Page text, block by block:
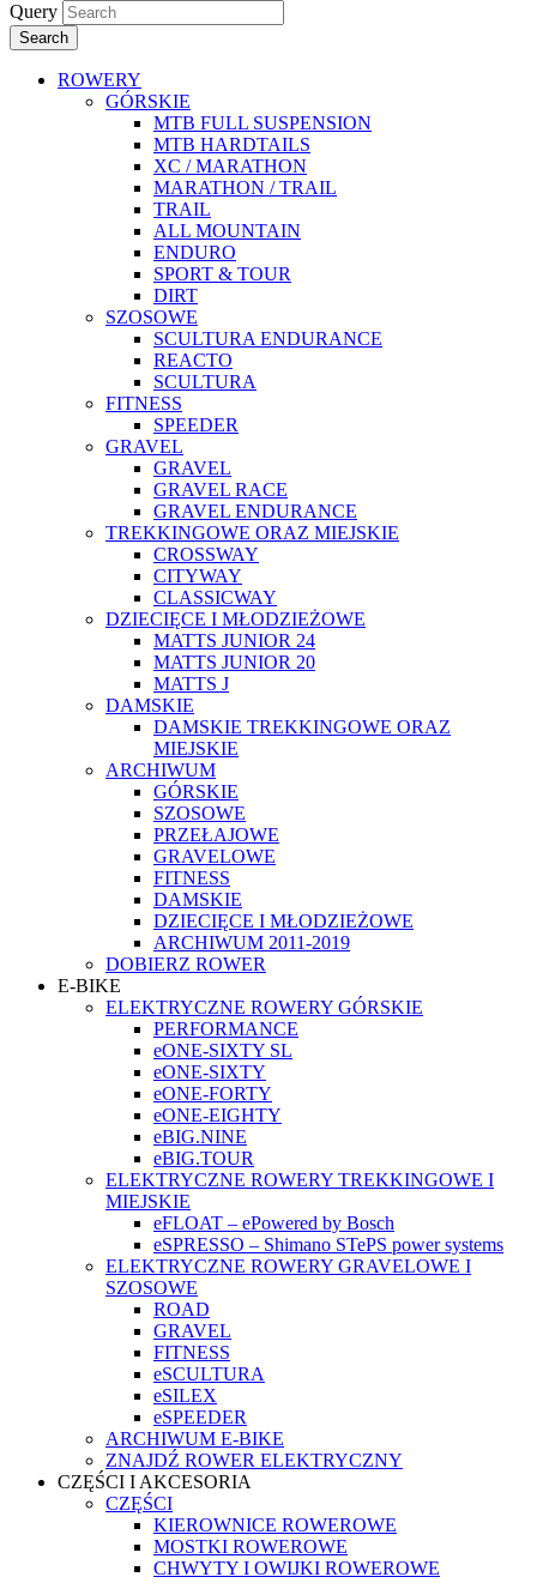
Query
Search
ROWERY
GÓRSKIE
MTB FULL SUSPENSION
MTB HARDTAILS
XC / MARATHON
MARATHON / TRAIL
TRAIL
ALL MOUNTAIN
ENDURO
SPORT & TOUR
DIRT
SZOSOWE
SCULTURA ENDURANCE
REACTO
SCULTURA
FITNESS
SPEEDER
GRAVEL
GRAVEL
GRAVEL RACE
GRAVEL ENDURANCE
TREKKINGOWE ORAZ MIEJSKIE
CROSSWAY
CITYWAY
CLASSICWAY
DZIECIĘCE I MŁODZIEŻOWE
MATTS JUNIOR 24
MATTS JUNIOR 20
MATTS J
DAMSKIE
DAMSKIE TREKKINGOWE ORAZ
MIEJSKIE
ARCHIWUM
GÓRSKIE
SZOSOWE
PRZEŁAJOWE
GRAVELOWE
FITNESS
DAMSKIE
DZIECIĘCE I MŁODZIEŻOWE
ARCHIWUM 2011-2019
DOBIERZ ROWER
E-BIKE
ELEKTRYCZNE ROWERY GÓRSKIE
PERFORMANCE
eONE-SIXTY SL
eONE-SIXTY
eONE-FORTY
eONE-EIGHTY
eBIG.NINE
eBIG.TOUR
ELEKTRYCZNE ROWERY TREKKINGOWE I
MIEJSKIE
eFLOAT – ePowered by Bosch
eSPRESSO – Shimano STePS power systems
ELEKTRYCZNE ROWERY GRAVELOWE I
SZOSOWE
ROAD
GRAVEL
FITNESS
eSCULTURA
eSILEX
eSPEEDER
ARCHIWUM E-BIKE
ZNAJDŹ ROWER ELEKTRYCZNY
CZĘŚCI I AKCESORIA
CZĘŚCI
KIEROWNICE ROWEROWE
MOSTKI ROWEROWE
CHWYTY I OWIJKI ROWEROWE